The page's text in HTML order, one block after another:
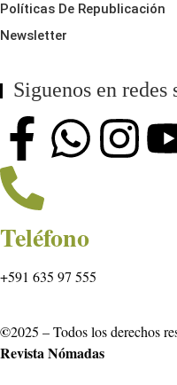
Políticas De Republicación
Newsletter
Siguenos en redes
Teléfono
+591 635 97 555
©2025 – Todos los derechos
Revista Nómadas